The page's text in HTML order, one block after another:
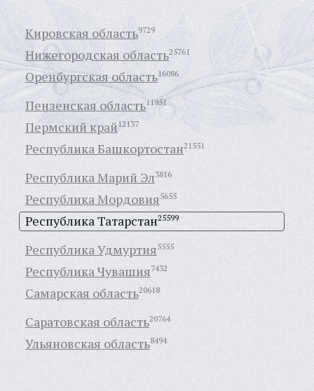
Кировская область9729
Нижегородская область25761
Оренбургская область16086
Пензенская область11951
Пермский край 12137
Республика Башкортостан21551
Республика Марий Эл3816
Республика Мордовия5655
Республика Татарстан25599
Республика Удмуртия5555
Республика Чувашия7432
Самарская область20618
Саратовская область20764
Ульяновская область8494